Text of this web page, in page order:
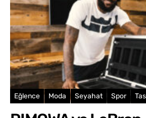
Eğlence Moda Seyahat Spor